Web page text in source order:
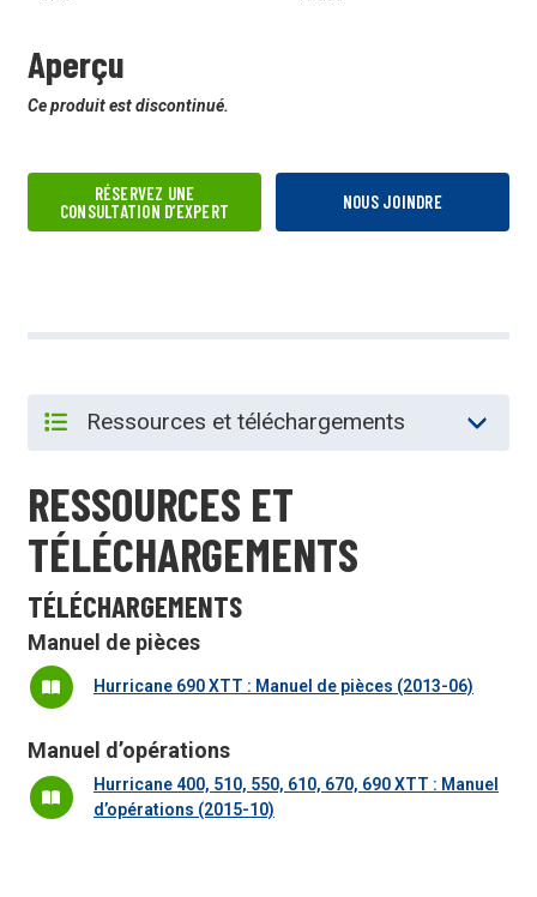
Aperçu
Ce produit est discontinué.
RÉSERVEZ UNE
CONSULTATION D’EXPERT
NOUS JOINDRE
RESSOURCES ET
TÉLÉCHARGEMENTS
TÉLÉCHARGEMENTS
Manuel de pièces
Hurricane 690 XTT : Manuel de pièces (2013-06)
Manuel d’opérations
Hurricane 400, 510, 550, 610, 670, 690 XTT : Manuel
d’opérations (2015-10)